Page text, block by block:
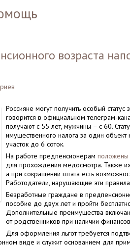
возраста
Россияне могут получить особый
говорится в официальном телеграм-
получают с 55 лет, мужчины – с 60.
имущественного налога за один
участок до 6 соток.
На работе предпенсионерамположены
для прохождения медосмотра. Также
а при сокращении штата есть
Работодатели, нарушающие эти
Безработные граждане в
пособие до двух лет и пройти
Дополнительные преимущества
от родственников при наличии
Для оформления льгот требуется
виде и служит основанием для